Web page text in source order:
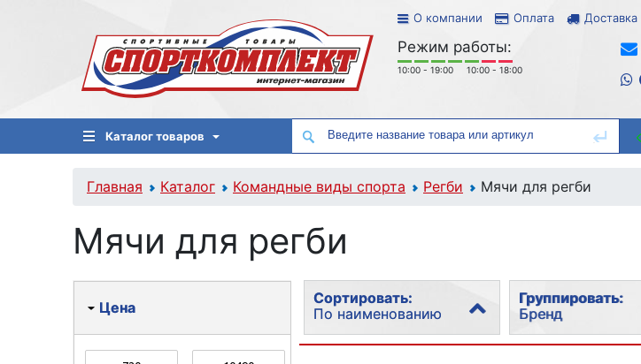
О компании Оплата Доставка
Режим работы:
10:00 - 19:00 10:00 - 18:00
Каталог товаров
Главная Каталог Командные виды спорта Регби Мячи для регби
Мячи для регби
Цена
Сортировать:
По наименованию
Группировать:
Бренд